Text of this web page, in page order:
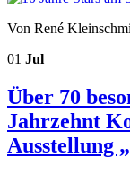
Von René
01 Jul
Über 70
Jahrzehnt
Ausstellung